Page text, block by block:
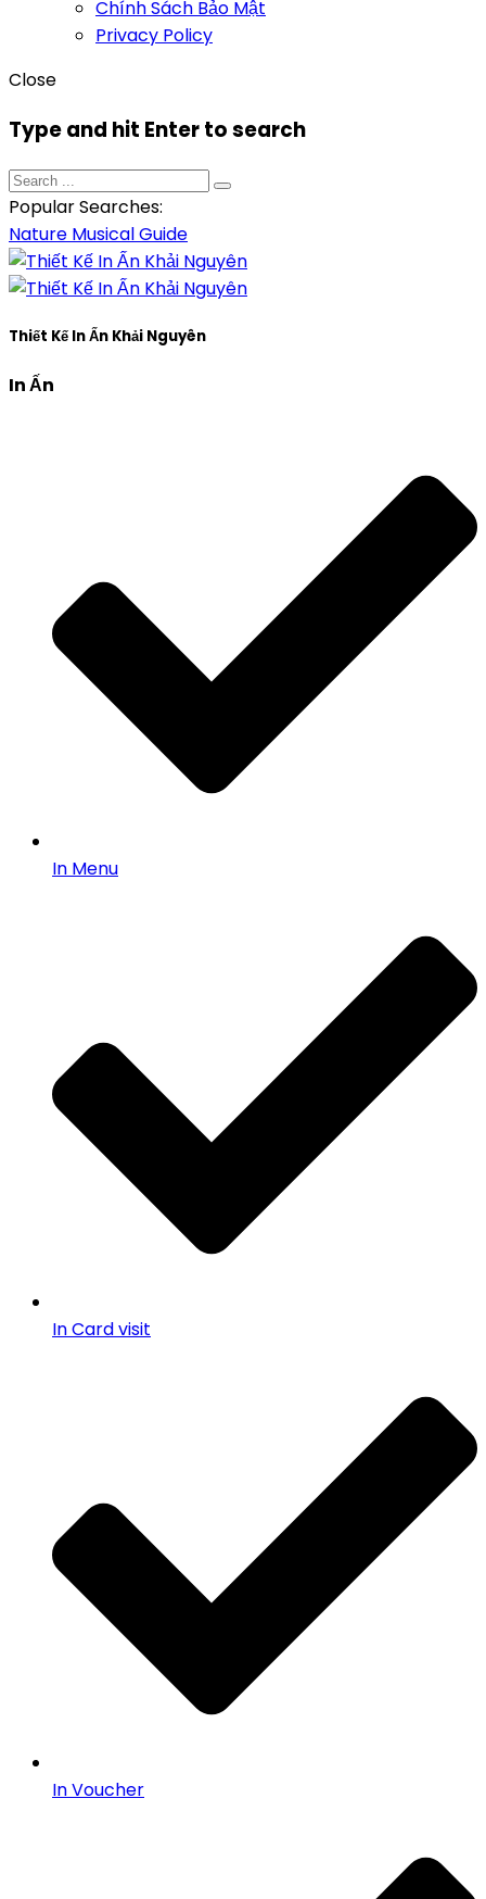
Chính Sách Bảo Mật
Privacy Policy
Close
Type and hit Enter to search
Popular Searches:
Nature MusicalGuide
Thiết Kế In Ấn Khải Nguyên
In Ấn
In Menu
In Card visit
In Voucher